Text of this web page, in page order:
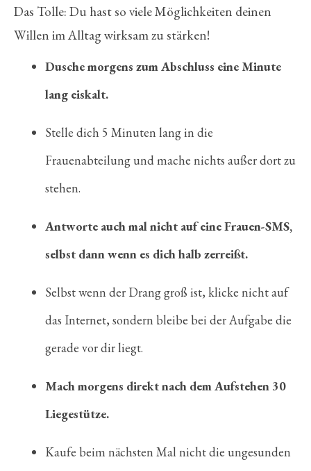
Das Tolle: Du hast so viele Möglichkeiten deinen
Willen im Alltag wirksam zu stärken!
Dusche morgens zum Abschluss eine Minute
lang eiskalt.
Stelle dich 5 Minuten lang in die
Frauenabteilung und mache nichts außer dort zu
stehen.
Antworte auch mal nicht auf eine Frauen-SMS,
selbst dann wenn es dich halb zerreißt.
Selbst wenn der Drang groß ist, klicke nicht auf
das Internet, sondern bleibe bei der Aufgabe die
gerade vor dir liegt.
Mach morgens direkt nach dem Aufstehen 30
Liegestütze.
Kaufe beim nächsten Mal nicht die ungesunden